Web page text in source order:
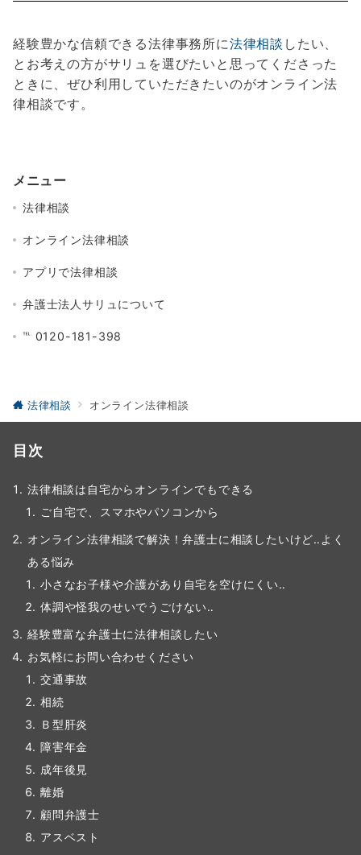
経験豊かな信頼できる法律事務所に法律相談 したい、
とお考えの方がサリュを選びたいと思ってくださった
ときに、ぜひ利用していただきたいのがオンライン法
律相談です。
メニュー
法律相談
オンライン法律相談
アプリで法律相談
弁護士法人サリュについて
℡ 0120-181-398
法律相談 オンライン法律相談
目次
法律相談は自宅からオンラインでもできる
ご自宅で、スマホやパソコンから
オンライン法律相談で解決！弁護士に相談したいけど‥よく
ある悩み
小さなお子様や介護があり自宅を空けにくい‥
体調や怪我のせいでうごけない‥
経験豊富な弁護士に法律相談したい
お気軽にお問い合わせください
交通事故
相続
Ｂ型肝炎
障害年金
成年後見
離婚
顧問弁護士
アスベスト